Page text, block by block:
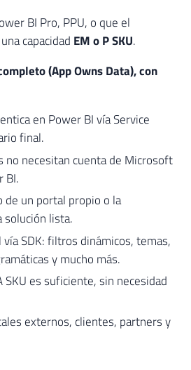
BI Pro, PPU, o que el
capacidad EM o P SKU.
(App Owns Data), con
en Power BI vía Service
final.
no necesitan cuenta de Microsoft
BI.
de un portal propio o la
solución lista.
SDK: filtros dinámicos, temas,
y mucho más.
SKU es suficiente, sin necesidad
externos, clientes, partners y